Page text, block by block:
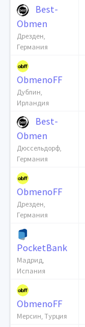
Best-
Obmen
Дрезден,
Германия
ObmenoFF
Дублин,
Ирландия
Best-
Obmen
Дюссельдорф,
Германия
ObmenoFF
Дрезден,
Германия
PocketBank
Мадрид,
Испания
ObmenoFF
Мерсин, Турция